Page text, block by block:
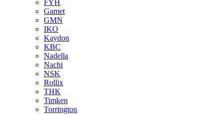
FYH
Gamet
GMN
IKO
Kaydon
KBC
Nadella
Nachi
NSK
Rollix
THK
Timken
Torrington